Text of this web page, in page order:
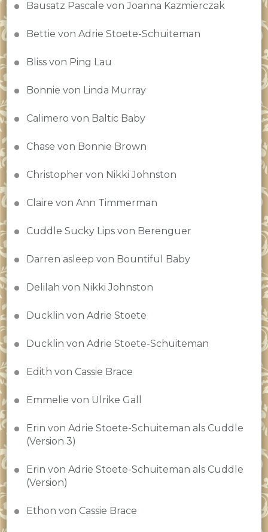
Bausatz Pascale von Joanna Kazmierczak
Bettie von Adrie Stoete-Schuiteman
Bliss von Ping Lau
Bonnie von Linda Murray
Calimero von Baltic Baby
Chase von Bonnie Brown
Christopher von Nikki Johnston
Claire von Ann Timmerman
Cuddle Sucky Lips von Berenguer
Darren asleep von Bountiful Baby
Delilah von Nikki Johnston
Ducklin von Adrie Stoete
Ducklin von Adrie Stoete-Schuiteman
Edith von Cassie Brace
Emmelie von Ulrike Gall
Erin von Adrie Stoete-Schuiteman als Cuddle
(Version 3)
Erin von Adrie Stoete-Schuiteman als Cuddle
(Version)
Ethon von Cassie Brace